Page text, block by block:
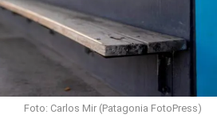
Foto: Carlos Mir (Patagonia FotoPress)